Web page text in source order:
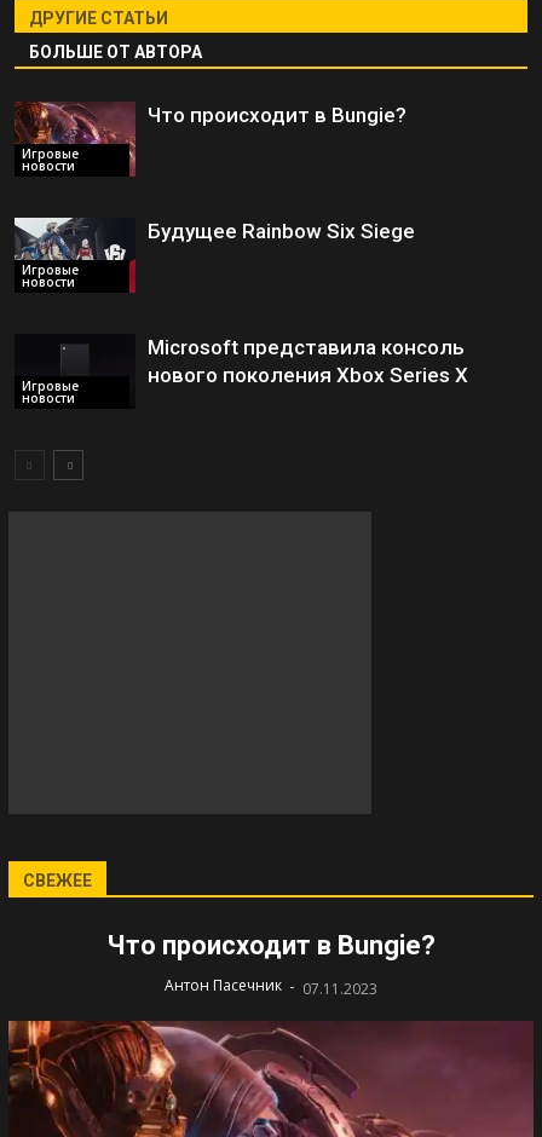
ДРУГИЕ СТАТЬИ
БОЛЬШЕ ОТ АВТОРА
Игровые
новости
Что происходит в Bungie?
Игровые
новости
Будущее Rainbow Six Siege
Игровые
новости
Microsoft представила консоль
нового поколения Xbox Series X
СВЕЖЕЕ
Что происходит в Bungie?
Антон Пасечник - 07.11.2023